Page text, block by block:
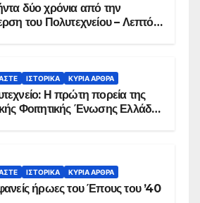
δύο χρόνια από την
του Πολυτεχνείου – Λεπτό
ΙΣΤΟΡΙΚΆ ΚΥΡΙΑ ΑΡΘΡΑ
Η πρώτη πορεία της
Φοιτητικής Ένωσης Ελλάδος
ΙΣΤΟΡΙΚΆ ΚΥΡΙΑ ΑΡΘΡΑ
ήρωες του Έπους του ’40